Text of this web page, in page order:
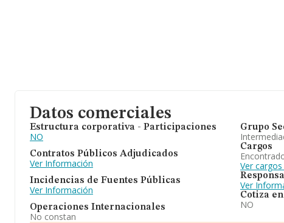
Datos comerciales
Estructura corporativa - Participaciones
NO
Contratos Públicos Adjudicados
Ver Información
Incidencias de Fuentes Públicas
Ver Información
Operaciones Internacionales
No constan
Grupo
Cargos
Ver
Ver
Cotiza
NO